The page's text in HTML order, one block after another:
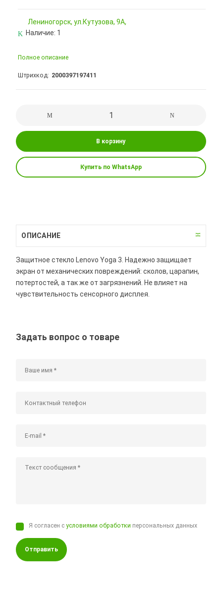
Лениногорск, ул.Кутузова, 9А,
Наличие: 1
Полное описание
Штрихкод 2000397197411
В корзину
Купить по WhatsApp
ОПИСАНИЕ
Защитное стекло Lenovo Yoga 3. Надежно защищает
экран от механических повреждений: сколов, царапин,
потертостей, а так же от загрязнений. Не влияет на
чувствительность сенсорного дисплея.
Задать вопрос о товаре
Я согласен сусловиями обработки персональных данных
Отправить